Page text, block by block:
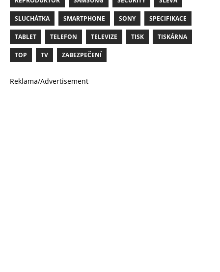
SLUCHÁTKA SMARTPHONE SONY SPECIFIKACE
TABLET TELEFON TELEVIZE TISK TISKÁRNA
TOP TV ZABEZPEČENÍ
Reklama/Advertisement